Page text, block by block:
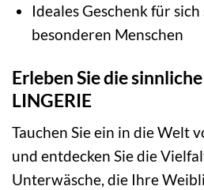
Ideales Geschenk für
besonderen Menschen
Erleben Sie die
LINGERIE
Tauchen Sie ein in die Welt
und entdecken Sie die
Unterwäsche, die Ihre